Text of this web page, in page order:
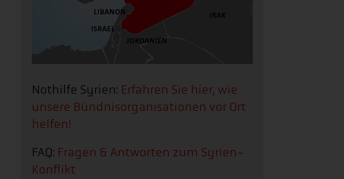
Nothilfe Syrien: Erfahren Sie hier, wie
unsere Bündnisorganisationen vor Ort
helfen!
FAQ: Fragen & Antworten zum Syrien-
Konflikt